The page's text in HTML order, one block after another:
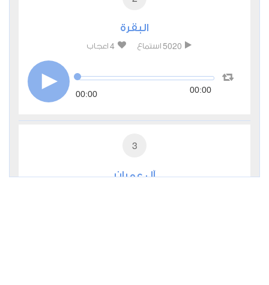
البقرة
5020 استماع 4 اعجاب
00:00 00:00
3
آل عمران